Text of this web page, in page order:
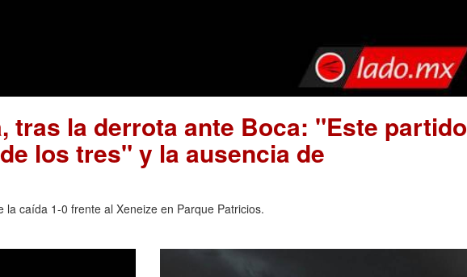
tras la derrota ante Boca: "Este partido
los tres" y la ausencia de
la caída 1-0 frente al Xeneize en Parque Patricios.